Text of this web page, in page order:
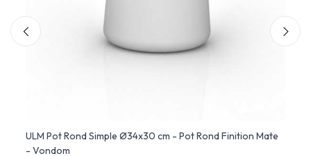
ULM Pot Rond Simple Ø34x30 cm - Pot Rond Finition Mate
- Vondom